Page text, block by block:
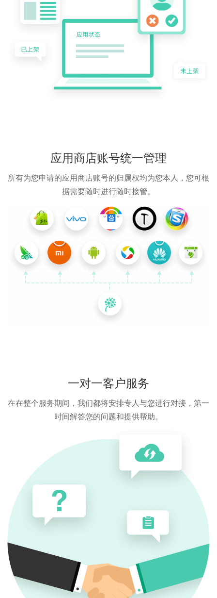
应用商店账号统一管理
所有为您申请的应用商店账号的归属权均为您本人，您可根
据需要随时进行随时接管。
一对一客户服务
在在整个服务期间，我们都将安排专人与您进行对接，第一
时间解答您的问题和提供帮助。